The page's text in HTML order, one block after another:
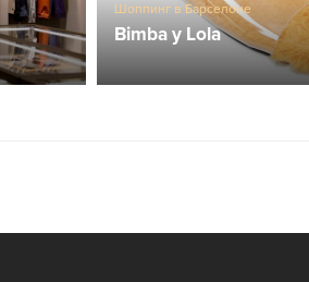
Шоппинг в Барселоне
Bimba y Lola